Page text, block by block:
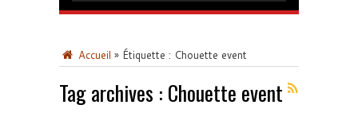
Accueil » Étiquette : Chouette event
Tag archives : Chouette event